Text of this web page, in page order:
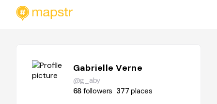
Gabrielle Verne
@g_aby
68 followers 377places